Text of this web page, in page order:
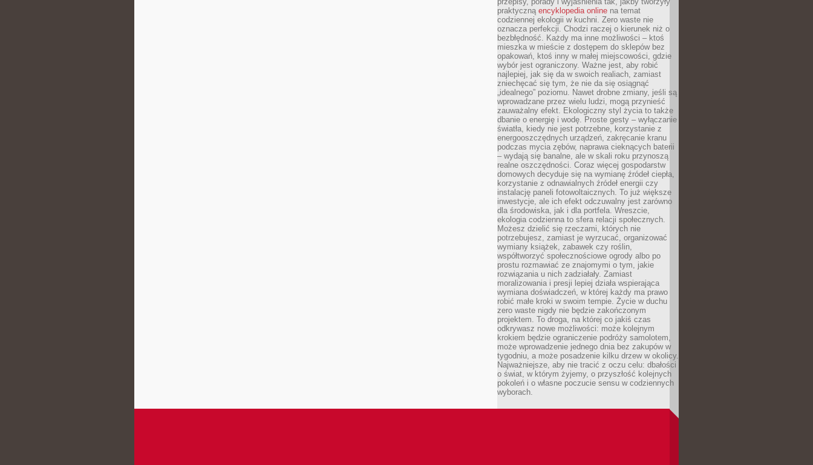
praktyczną encyklopedia online na temat
codziennej ekologii w kuchni. Zero waste nie
oznacza perfekcji. Chodzi raczej o kierunek niż o
bezbłędność. Każdy ma inne możliwości – ktoś
mieszka w mieście z dostępem do sklepów bez
opakowań, ktoś inny w małej miejscowości, gdzie
wybór jest ograniczony. Ważne jest, aby robić
najlepiej, jak się da w swoich realiach, zamiast
zniechęcać się tym, że nie da się osiągnąć
„idealnego” poziomu. Nawet drobne zmiany, jeśli są
wprowadzane przez wielu ludzi, mogą przynieść
zauważalny efekt. Ekologiczny styl życia to także
dbanie o energię i wodę. Proste gesty – wyłączanie
światła, kiedy nie jest potrzebne, korzystanie z
energooszczędnych urządzeń, zakręcanie kranu
podczas mycia zębów, naprawa cieknących baterii
– wydają się banalne, ale w skali roku przynoszą
realne oszczędności. Coraz więcej gospodarstw
domowych decyduje się na wymianę źródeł ciepła,
korzystanie z odnawialnych źródeł energii czy
instalację paneli fotowoltaicznych. To już większe
inwestycje, ale ich efekt odczuwalny jest zarówno
dla środowiska, jak i dla portfela. Wreszcie,
ekologia codzienna to sfera relacji społecznych.
Możesz dzielić się rzeczami, których nie
potrzebujesz, zamiast je wyrzucać, organizować
wymiany książek, zabawek czy roślin,
współtworzyć społecznościowe ogrody albo po
prostu rozmawiać ze znajomymi o tym, jakie
rozwiązania u nich zadziałały. Zamiast
moralizowania i presji lepiej działa wspierająca
wymiana doświadczeń, w której każdy ma prawo
robić małe kroki w swoim tempie. Życie w duchu
zero waste nigdy nie będzie zakończonym
projektem. To droga, na której co jakiś czas
odkrywasz nowe możliwości: może kolejnym
krokiem będzie ograniczenie podróży samolotem,
może wprowadzenie jednego dnia bez zakupów w
tygodniu, a może posadzenie kilku drzew w okolicy.
Najważniejsze, aby nie tracić z oczu celu: dbałości
o świat, w którym żyjemy, o przyszłość kolejnych
pokoleń i o własne poczucie sensu w codziennych
wyborach.